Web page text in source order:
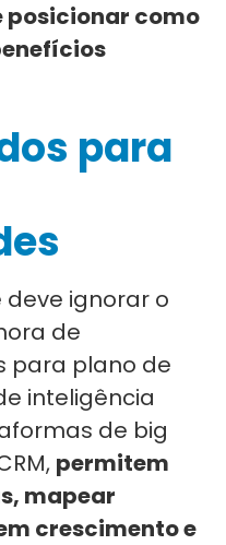
posicionar como
para
deve ignorar o
de
para plano de
inteligência
de big
permitem
mapear
crescimento e